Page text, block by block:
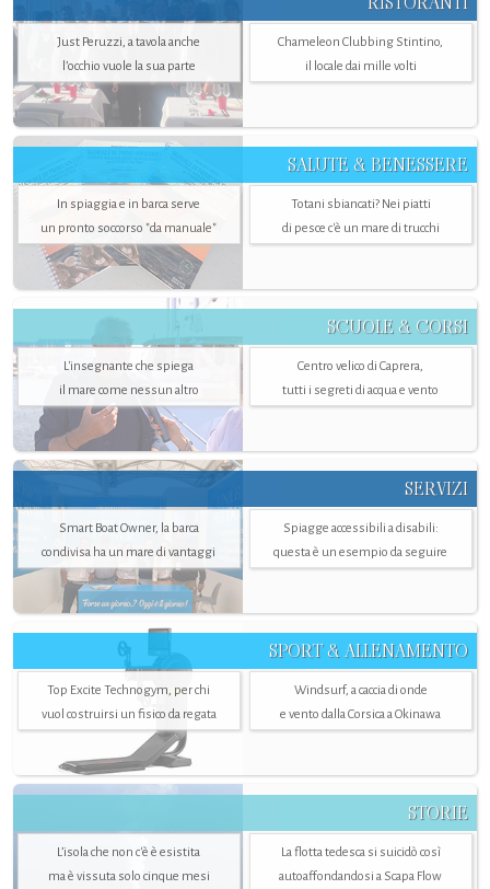
Just Peruzzi, a tavola anche
l’occhio vuole la sua parte
Chameleon Clubbing Stintino,
il locale dai mille volti
SALUTE & BENESSERE
In spiaggia e in barca serve
un pronto soccorso "da manuale"
Totani sbiancati? Nei piatti
di pesce c'è un mare di trucchi
SCUOLE & CORSI
L'insegnante che spiega
il mare come nessun altro
Centro velico di Caprera,
tutti i segreti di acqua e vento
SERVIZI
Smart Boat Owner, la barca
condivisa ha un mare di vantaggi
Spiagge accessibili a disabili:
questa è un esempio da seguire
SPORT & ALLENAMENTO
Top Excite Technogym, per chi
vuol costruirsi un fisico da regata
Windsurf, a caccia di onde
e vento dalla Corsica a Okinawa
STORIE
L’isola che non c'è è esistita
ma è vissuta solo cinque mesi
La flotta tedesca si suicidò così
autoaffondandosi a Scapa Flow